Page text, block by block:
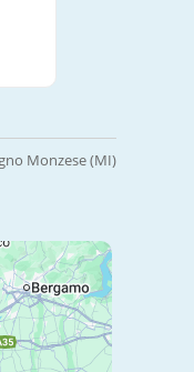
Monzese (MI)